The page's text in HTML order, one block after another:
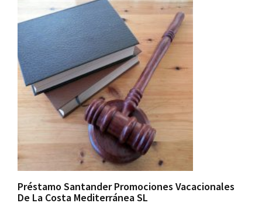
Préstamo Santander Promociones Vacacionales
De La Costa Mediterránea SL